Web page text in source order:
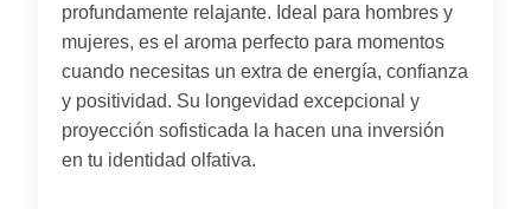
profundamente relajante. Ideal para hombres y
mujeres, es el aroma perfecto para momentos
cuando necesitas un extra de energía, confianza
y positividad. Su longevidad excepcional y
proyección sofisticada la hacen una inversión
en tu identidad olfativa.